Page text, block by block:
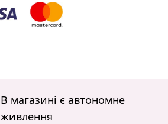
В магазині є автономне
живлення